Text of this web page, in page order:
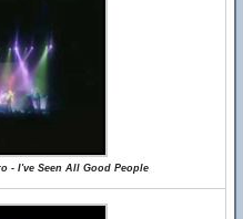
- I've Seen All Good People